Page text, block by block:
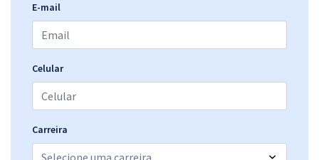
E-mail
Celular
Carreira